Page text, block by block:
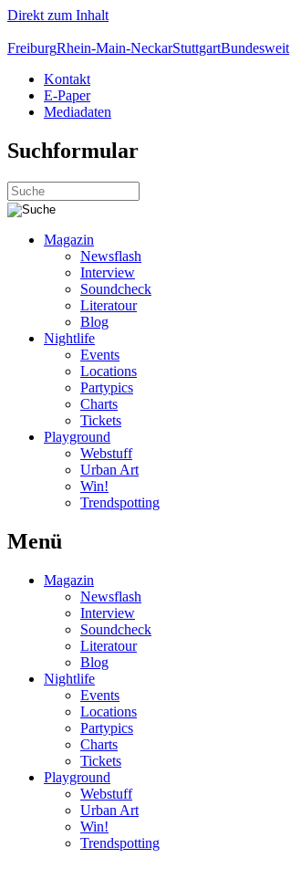
Direkt zum Inhalt
FreiburgRhein-Main-NeckarStuttgartBundesweit
Kontakt
E-Paper
Mediadaten
Suchformular
Magazin
Newsflash
Interview
Soundcheck
Literatour
Blog
Nightlife
Events
Locations
Partypics
Charts
Tickets
Playground
Webstuff
Urban Art
Win!
Trendspotting
Menü
Magazin
Newsflash
Interview
Soundcheck
Literatour
Blog
Nightlife
Events
Locations
Partypics
Charts
Tickets
Playground
Webstuff
Urban Art
Win!
Trendspotting